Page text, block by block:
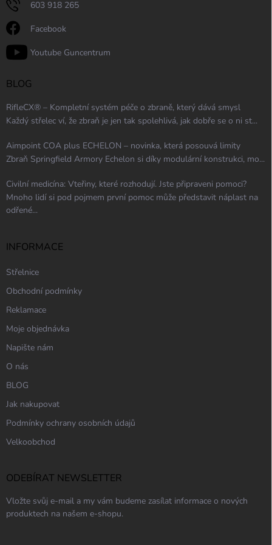
603 918 265
Facebook
Youtube Guncentrum
BLOG
RifleCX® – Kompletní systém péče o zbraně, který dává smysl
Každý střelec ví, že zbraň je jen tak spolehlivá, jak dobře se o ni st...
Aimpoint COA plus ECHELON – novinka, která posouvá limity
Zbraň Springfield Armory Echelon si díky modulární konstrukci, mo...
Civilní medicína: Vteřiny, které rozhodují. Jste připraveni pomoci?
Mnoho lidí si pod pojmem první pomoc může představit náplast na
odřené...
INFORMACE
Střelnice
Obchodní podmínky
Reklamace
Moje objednávka
Napište nám
O nás
BLOG
Jak nakupovat
Podmínky ochrany osobních údajů
Velkoobchod
ODEBÍRAT NEWSLETTER
Vložte svůj e-mail a my vám budeme zasílat informace o nových
produktech na našem e-shopu.